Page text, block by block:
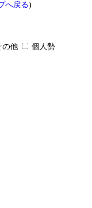
へ戻る)
の他
個人勢